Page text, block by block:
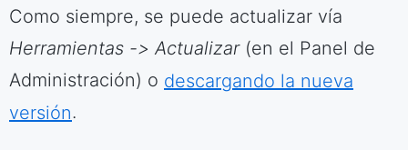
Como siempre, se puede actualizar vía
Herramientas -> Actualizar(en el Panel de
Administración) o descargando la nueva
versión.